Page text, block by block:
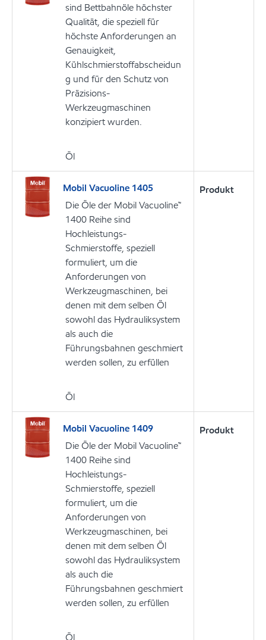
sind Bettbahnöle höchster
Qualität, die speziell für
höchste Anforderungen an
Genauigkeit,
Kühlschmierstoffabscheidun
g und für den Schutz von
Präzisions-
Werkzeugmaschinen
konzipiert wurden.
Öl
Mobil Vacuoline 1405
Die Öle der Mobil Vacuoline™
1400 Reihe sind
Hochleistungs-
Schmierstoffe, speziell
formuliert, um die
Anforderungen von
Werkzeugmaschinen, bei
denen mit dem selben Öl
sowohl das Hydrauliksystem
als auch die
Führungsbahnen geschmiert
werden sollen, zu erfüllen
Öl
Produkt
Mobil Vacuoline 1409
Die Öle der Mobil Vacuoline™
1400 Reihe sind
Hochleistungs-
Schmierstoffe, speziell
formuliert, um die
Anforderungen von
Werkzeugmaschinen, bei
denen mit dem selben Öl
sowohl das Hydrauliksystem
als auch die
Führungsbahnen geschmiert
werden sollen, zu erfüllen
Öl
Produkt